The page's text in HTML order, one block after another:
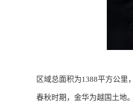
区域总面积为1388平方公里
春秋时期，金华为越国土地